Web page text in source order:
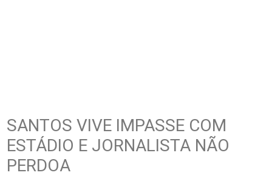
SANTOS VIVE IMPASSE COM
ESTÁDIO E JORNALISTA NÃO
PERDOA